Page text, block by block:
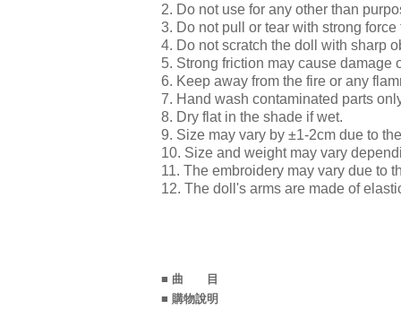
2. Do not use for any other than
3. Do not pull or tear with strong force
4. Do not scratch the doll with sharp
5. Strong friction may cause damage
6. Keep away from the fire or any
7. Hand wash contaminated parts
8. Dry flat in the shade if wet.
9. Size may vary by ±1-2cm due to
10. Size and weight may vary
11. The embroidery may vary due to
12. The doll's arms are made of
■ 曲 目
■ 購物說明